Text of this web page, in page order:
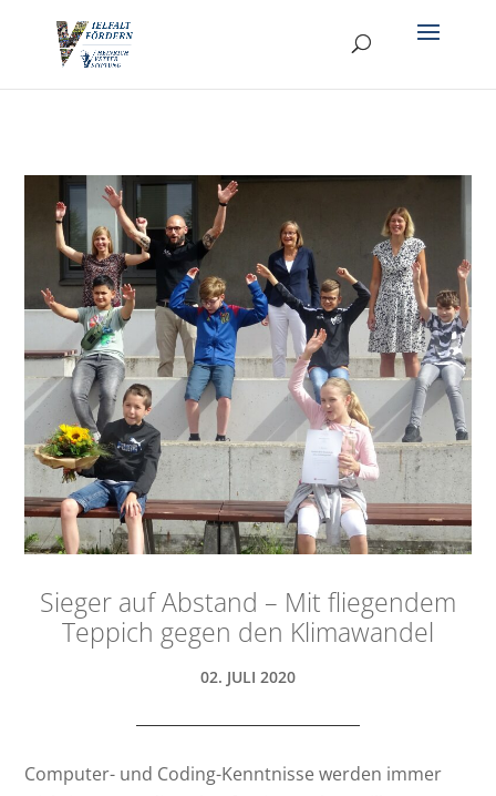
Sieger auf Abstand – Mit fliegendem
Teppich gegen den Klimawandel
02. JULI 2020
Computer- und Coding-Kenntnisse werden immer